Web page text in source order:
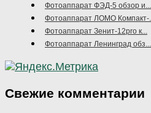
Фотоаппарат ФЭД-5 обзор и...
Фотоаппарат ЛОМО Компакт-...
Фотоаппарат Зенит-12pro к...
Фотоаппарат Ленинград обз...
Свежие комментарии